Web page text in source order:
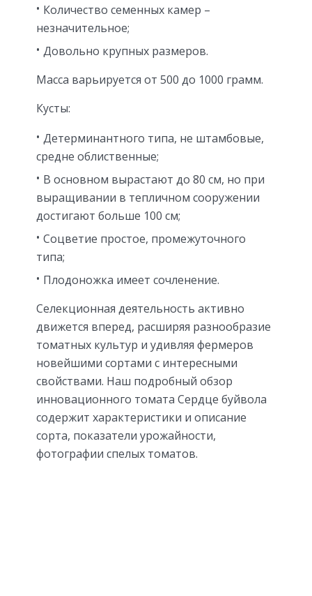
Количество семенных камер –
незначительное;
Довольно крупных размеров.
Масса варьируется от 500 до 1000 грамм.
Кусты:
Детерминантного типа, не штамбовые,
средне облиственные;
В основном вырастают до 80 см, но при
выращивании в тепличном сооружении
достигают больше 100 см;
Соцветие простое, промежуточного
типа;
Плодоножка имеет сочленение.
Селекционная деятельность активно
движется вперед, расширяя разнообразие
томатных культур и удивляя фермеров
новейшими сортами с интересными
свойствами. Наш подробный обзор
инновационного томата Сердце буйвола
содержит характеристики и описание
сорта, показатели урожайности,
фотографии спелых томатов.